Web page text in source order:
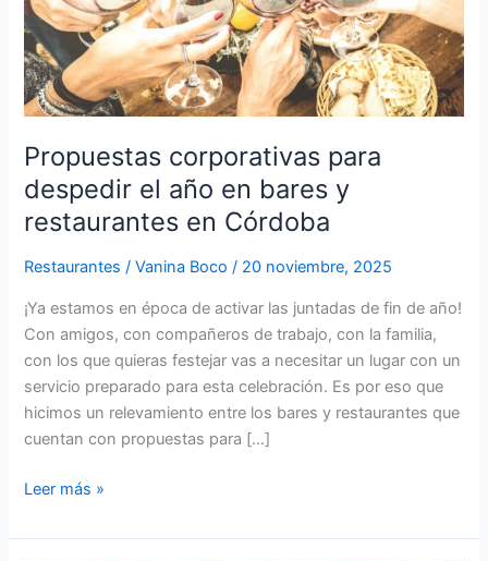
Propuestas corporativas para
despedir el año en bares y
restaurantes en Córdoba
Restaurantes /Vanina Boco/ 20 noviembre, 2025
¡Ya estamos en época de activar las juntadas de fin de año!
Con amigos, con compañeros de trabajo, con la familia,
con los que quieras festejar vas a necesitar un lugar con un
servicio preparado para esta celebración. Es por eso que
hicimos un relevamiento entre los bares y restaurantes que
cuentan con propuestas para […]
bares
y
restaurantes
en
Córdoba
Leer más »